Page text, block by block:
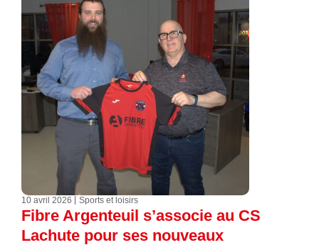
10 avril 2026 Sports et loisirs
Fibre Argenteuil s’associe au CS
Lachute pour ses nouveaux